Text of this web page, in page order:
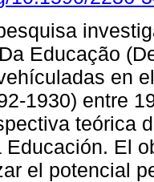
Educação
en
1930) entre
teórica
Educación. El
el potencial